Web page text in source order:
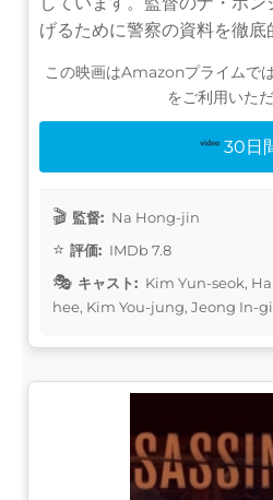
げるために警察の資料を徹底
この映画はAmazonプライムで
をご利用いた
30日
監督: Na Hong-jin
評価: IMDb 7.8
キャスト: Kim Yun-seok,
hee, Kim You-jung, Jeong In-